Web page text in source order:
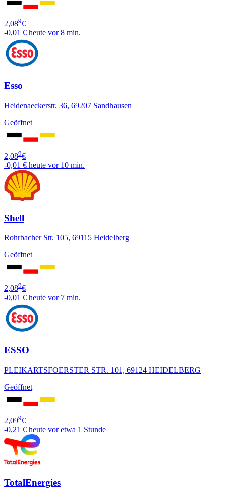
2,089€
-0,01 € heute vor 8 min.
Esso
Heidenaeckerstr. 36, 69207 Sandhausen
Geöffnet
2,089€
-0,01 € heute vor 10 min.
Shell
Rohrbacher Str. 105, 69115 Heidelberg
Geöffnet
2,089€
-0,01 € heute vor 7 min.
ESSO
PLEIKARTSFOERSTER STR. 101, 69124 HEIDELBERG
Geöffnet
2,099€
-0,21 € heute vor etwa 1 Stunde
TotalEnergies